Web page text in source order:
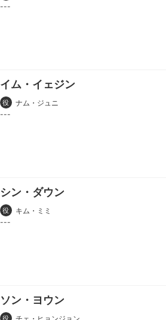
イム・イェジン
役 ナム・ジュニ
シン・ダウン
役 キム・ミミ
ソン・ヨウン
役 チェ・ヒョンジョン